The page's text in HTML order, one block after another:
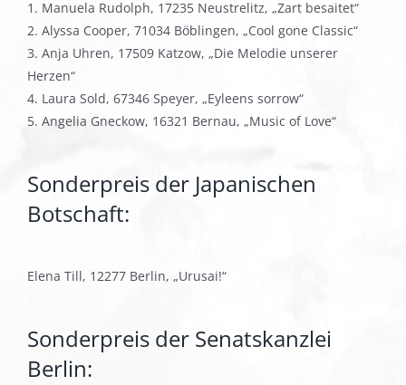
1. Manuela Rudolph, 17235 Neustrelitz, „Zart besaitet“
2. Alyssa Cooper, 71034 Böblingen, „Cool gone Classic“
3. Anja Uhren, 17509 Katzow, „Die Melodie unserer
Herzen“
4. Laura Sold, 67346 Speyer, „Eyleens sorrow“
5. Angelia Gneckow, 16321 Bernau, „Music of Love“
Sonderpreis der Japanischen
Botschaft:
Elena Till, 12277 Berlin, „Urusai!“
Sonderpreis der Senatskanzlei
Berlin: